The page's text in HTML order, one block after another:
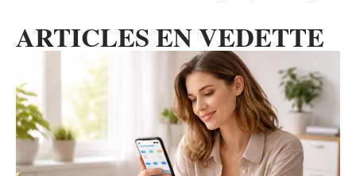
ARTICLES EN VEDETTE